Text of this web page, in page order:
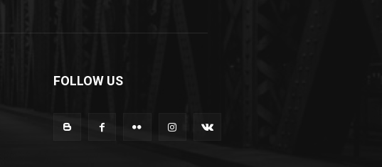
FOLLOW US